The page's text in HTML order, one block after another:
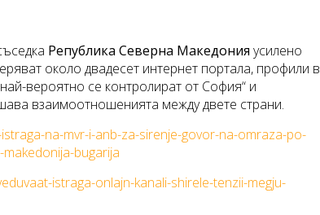
Република Северна Македония усилено
около двадесет интернет портала, профили в
вероятно се контролират от София“ и
взаимоотношенията между двете страни.
na-mvr-i-anb-za-sirenje-govor-na-omraza-po-
bugarija
istraga-onlajn-kanali-shirele-tenzii-megju-